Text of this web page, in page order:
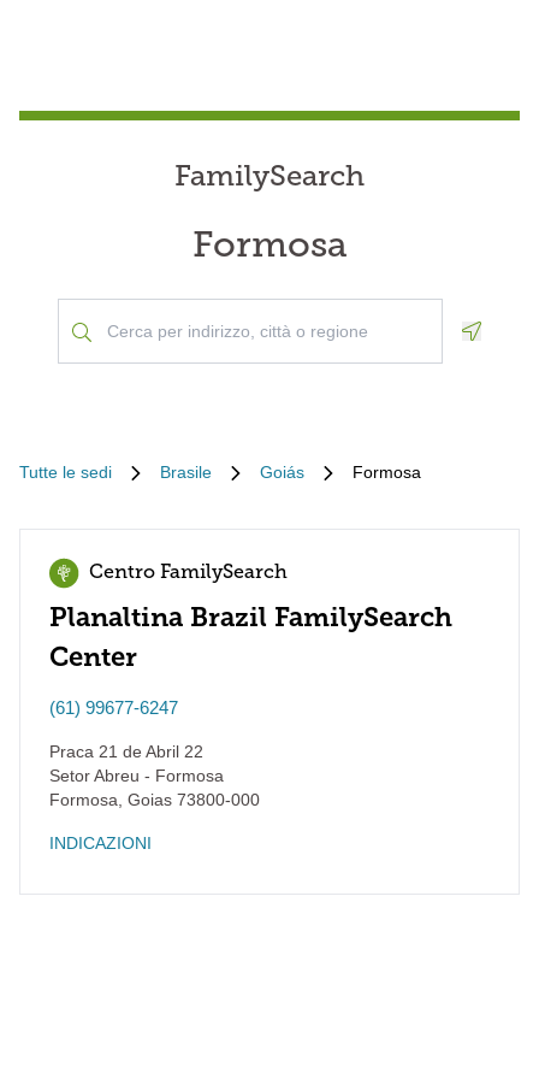
FamilySearch
Formosa
Tutte le sedi Brasile Goiás Formosa
Centro FamilySearch
Planaltina Brazil FamilySearch
Center
(61) 99677-6247
Praca 21 de Abril 22
Setor Abreu - Formosa
Formosa Goias 73800-000
INDICAZIONI